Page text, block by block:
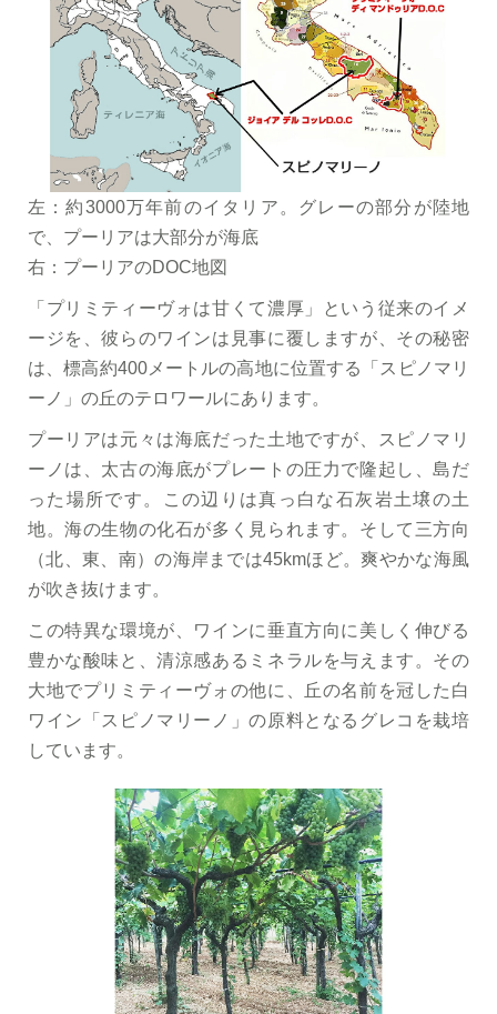
左：約3000万年前のイタリア。グレーの部分が陸地
で、プーリアは大部分が海底
右：プーリアのDOC地図
「プリミティーヴォは甘くて濃厚」という従来のイメ
ージを、彼らのワインは見事に覆しますが、その秘密
は、標高約400メートルの高地に位置する「スピノマリ
ーノ」の丘のテロワールにあります。
プーリアは元々は海底だった土地ですが、スピノマリ
ーノは、太古の海底がプレートの圧力で隆起し、島だ
った場所です。この辺りは真っ白な石灰岩土壌の土
地。海の生物の化石が多く見られます。そして三方向
（北、東、南）の海岸までは45kmほど。爽やかな海風
が吹き抜けます。
この特異な環境が、ワインに垂直方向に美しく伸びる
豊かな酸味と、清涼感あるミネラルを与えます。その
大地でプリミティーヴォの他に、丘の名前を冠した白
ワイン「スピノマリーノ」の原料となるグレコを栽培
しています。